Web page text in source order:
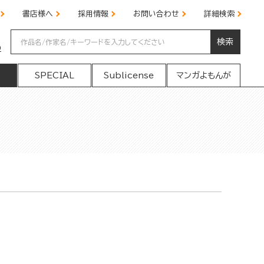
書店様へ 採用情報 お問い合わせ 詳細検索
検索
SPECIAL Sublicense マンガよもんが